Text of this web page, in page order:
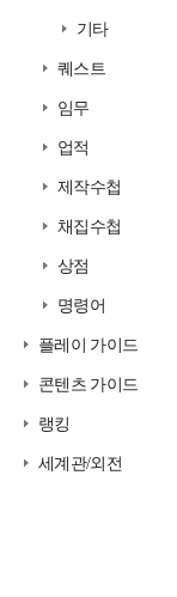
기타
퀘스트
임무
업적
제작수첩
채집수첩
상점
명령어
플레이 가이드
콘텐츠 가이드
랭킹
세계관/외전